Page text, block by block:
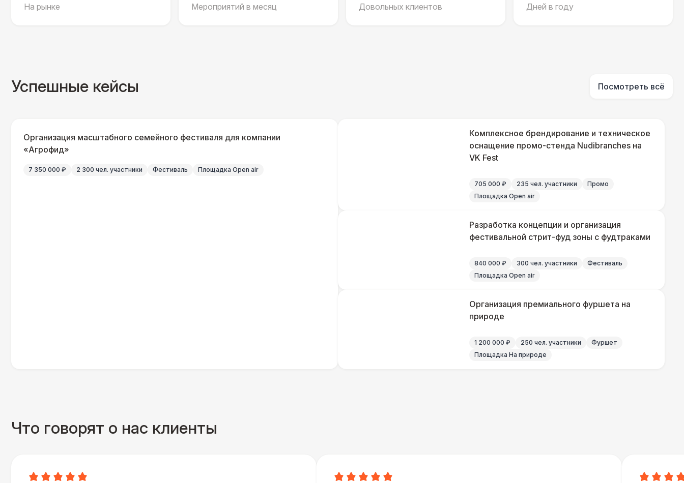
550 Р В корзину
1 100 Р В корзину
В корзину
290 Р В корзину
На рынке Мероприятий в месяц Довольных клиентов Дней в году
Успешные кейсы Посмотреть всё
Организация масштабного семейного фестиваля для компании
«Агрофид»
7 350 000 ₽ 2 300 чел. участники Фестиваль Площадка Open air
Комплексное брендирование и техническое
оснащение промо-стенда Nudibranches на
VK Fest
705 000 ₽ 235 чел. участники
Промо
Площадка Open air
Разработка концепции и организация
фестивальной стрит-фуд зоны с фудтраками
840 000 ₽ 300 чел. участники
Фестиваль
Площадка Open air
Организация премиального фуршета на
природе
1 200 000 ₽ 250 чел. участники
Фуршет
Площадка На природе
Что говорят о нас клиенты